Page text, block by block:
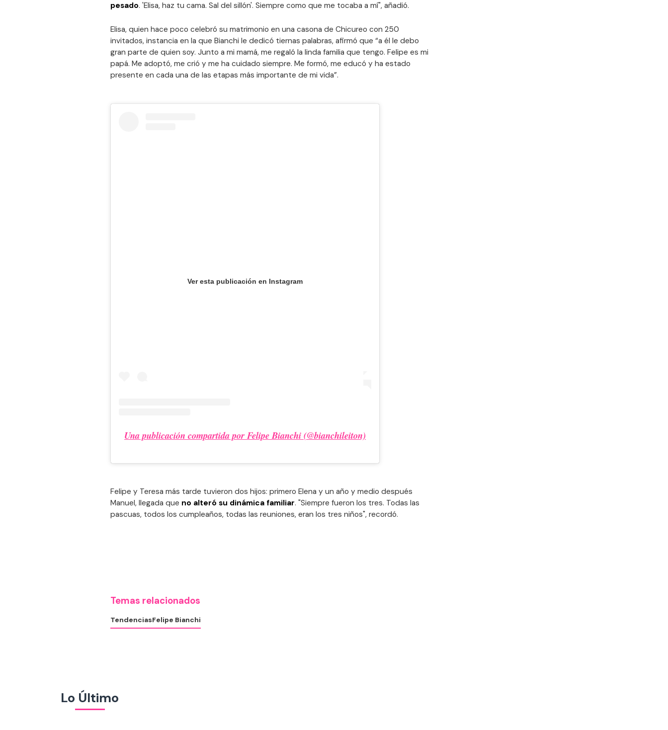
pesado. 'Elisa, haz tu cama. Sal del sillón'. Siempre como que me tocaba a mí", añadió.
Elisa, quien hace poco celebró su matrimonio en una casona de Chicureo con 250
invitados, instancia en la que Bianchi le dedicó tiernas palabras, afirmó que “a él le debo
gran parte de quien soy. Junto a mi mamá, me regaló la linda familia que tengo. Felipe es mi
papá. Me adoptó, me crió y me ha cuidado siempre. Me formó, me educó y ha estado
presente en cada una de las etapas más importante de mi vida”.
Ver esta publicación en Instagram
Una publicación compartida por Felipe Bianchi (@bianchileiton)
Felipe y Teresa más tarde tuvieron dos hijos: primero Elena y un año y medio después
Manuel, llegada que no alteró su dinámica familiar. "Siempre fueron los tres. Todas las
pascuas, todos los cumpleaños, todas las reuniones, eran los tres niños", recordó.
Temas relacionados
TendenciasFelipe Bianchi
Lo Último